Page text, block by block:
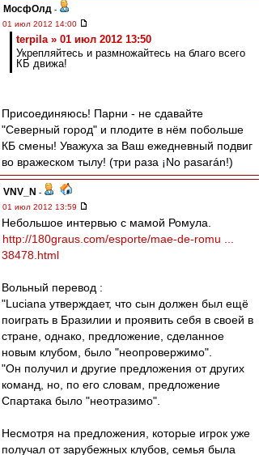
МосфОлд -
01 июл 2012 14:00
terpila » 01 июл 2012 13:50
Укрепляйтесь и размножайтесь на благо всего
КБ движа!
Присоединяюсь! Парни - не сдавайте
"Северный город" и плодите в нём побольше
КБ смены! Уважуха за Ваш ежедневный подвиг
во вражеском тылу! (три раза ¡No pasarán!)
VNV_N -
01 июл 2012 13:59
Небольшое интервью с мамой Ромула.
http://180graus.com/esporte/mae-de-romu ...
38478.html
Вольный перевод :
"Luciana утверждает, что сын должен был ещё
поиграть в Бразилии и проявить себя в своей в
стране, однако, предложение, сделанное
новым клубом, было "неопровержимо".
"Он получил и другие предложения от других
команд, но, по его словам, предложение
Спартака было "неотразимо".
Несмотря на предложения, которые игрок уже
получал от зарубежных клубов, семья была